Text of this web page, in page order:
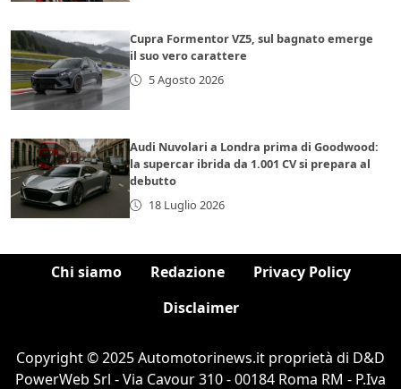
Cupra Formentor VZ5, sul bagnato emerge
il suo vero carattere
5 Agosto 2026
Audi Nuvolari a Londra prima di Goodwood:
la supercar ibrida da 1.001 CV si prepara al
debutto
18 Luglio 2026
Chi siamo Redazione
Privacy Policy
Disclaimer
Copyright © 2025 Automotorinews.it proprietà di D&D
PowerWeb Srl - Via Cavour 310 - 00184 Roma RM - P.Iva